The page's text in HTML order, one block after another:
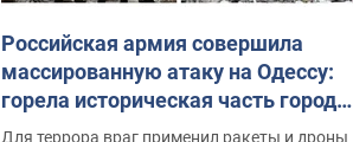
Российская армия совершила
массированную атаку на Одессу:
горела историческая часть города,
есть пострадавшие. Фото и видео
Для террора враг применил ракеты и дроны